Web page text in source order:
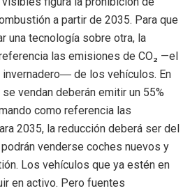
a partir de 2035. Para que
una tecnología sobre otra, la
las emisiones de CO₂ —el
de los vehículos. En
vendan deberán emitir un 55%
como referencia las
2035, la reducción deberá ser del
venderse coches nuevos y
Los vehículos que ya estén en
en activo. Pero fuentes